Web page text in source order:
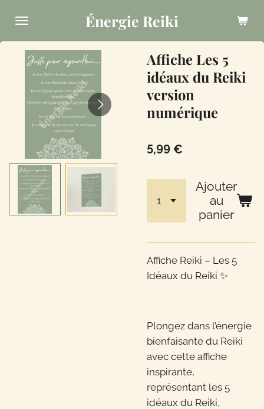
au
contenu
principal
Énergie Reiki
Affiche Les 5
idéaux du Reiki
version
numérique
5,99 €
Ajouter
au
panier
Affiche Reiki – Les 5
Idéaux du Reiki ✨
Plongez dans l’énergie
bienfaisante du Reiki
avec cette affiche
inspirante,
représentant les 5
idéaux du Reiki,